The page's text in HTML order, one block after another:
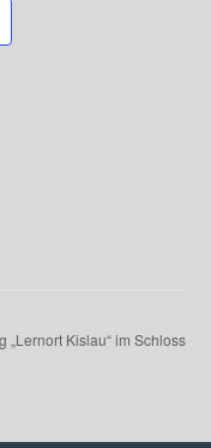
„Lernort Kislau“ im Schloss